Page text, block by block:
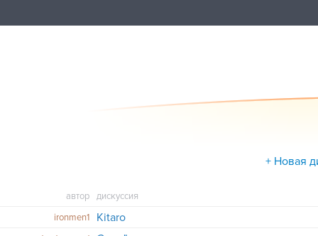
+ Новая
автор
дискуссия
ironmen1
Kitaro